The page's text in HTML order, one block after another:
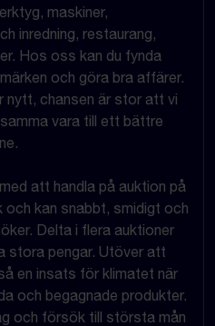
maskiner,
inredning, restaurang,
Hos oss kan du fynda
och göra bra affärer.
nytt, chansen är stor att vi
vara till ett bättre
att handla på auktion på
och kan snabbt, smidigt och
Delta i flera auktioner
stora pengar. Utöver att
en insats för klimatet när
och begagnade produkter.
och försök till största mån